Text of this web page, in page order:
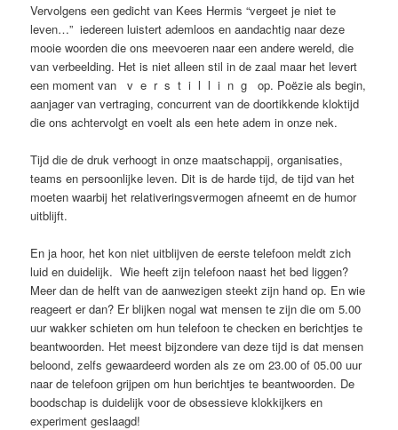
Vervolgens een gedicht van Kees Hermis “vergeet je niet te
leven…” iedereen luistert ademloos en aandachtig naar deze
mooie woorden die ons meevoeren naar een andere wereld, die
van verbeelding. Het is niet alleen stil in de zaal maar het levert
een moment van v e r s t i l l i n g op. Poëzie als begin,
aanjager van vertraging, concurrent van de doortikkende kloktijd
die ons achtervolgt en voelt als een hete adem in onze nek.
Tijd die de druk verhoogt in onze maatschappij, organisaties,
teams en persoonlijke leven. Dit is de harde tijd, de tijd van het
moeten waarbij het relativeringsvermogen afneemt en de humor
uitblijft.
En ja hoor, het kon niet uitblijven de eerste telefoon meldt zich
luid en duidelijk. Wie heeft zijn telefoon naast het bed liggen?
Meer dan de helft van de aanwezigen steekt zijn hand op. En wie
reageert er dan? Er blijken nogal wat mensen te zijn die om 5.00
uur wakker schieten om hun telefoon te checken en berichtjes te
beantwoorden. Het meest bijzondere van deze tijd is dat mensen
beloond, zelfs gewaardeerd worden als ze om 23.00 of 05.00 uur
naar de telefoon grijpen om hun berichtjes te beantwoorden. De
boodschap is duidelijk voor de obsessieve klokkijkers en
experiment geslaagd!